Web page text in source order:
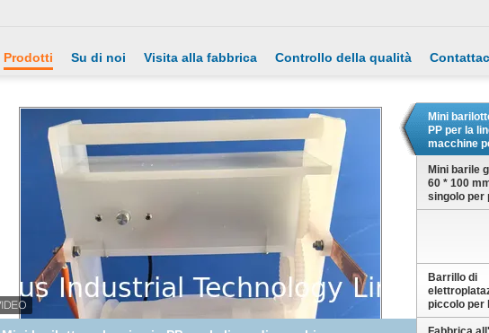
Prodotti Su di noi Visita alla fabbrica Controllo della qualità
Mini
PP per la
macchine
in rame
Mini barile
60 * 100
singolo per
serbatoio
Barrillo di
piccolo per
in oro di